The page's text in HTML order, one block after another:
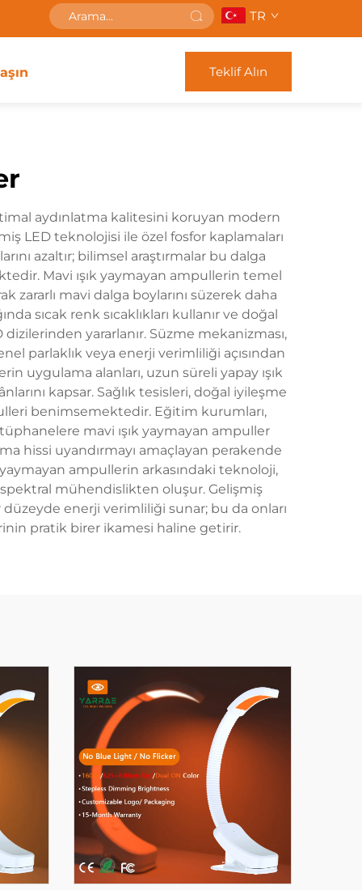
TR
Teklif Alın
aydınlatma kalitesini koruyan modern
LED teknolojisi ile özel fosfor kaplamaları
azaltır; bilimsel araştırmalar bu dalga
Mavi ışık yaymayan ampullerin temel
mavi dalga boylarını süzerek daha
sıcak renk sıcaklıkları kullanır ve doğal
yararlanır. Süzme mekanizması,
parlaklık veya enerji verimliliği açısından
uygulama alanları, uzun süreli yapay ışık
kapsar. Sağlık tesisleri, doğal iyileşme
benimsemektedir. Eğitim kurumları,
mavi ışık yaymayan ampuller
hissi uyandırmayı amaçlayan perakende
ampullerin arkasındaki teknoloji,
spektral mühendislikten oluşur. Gelişmiş
enerji verimliliği sunar; bu da onları
pratik birer ikamesi haline getirir.